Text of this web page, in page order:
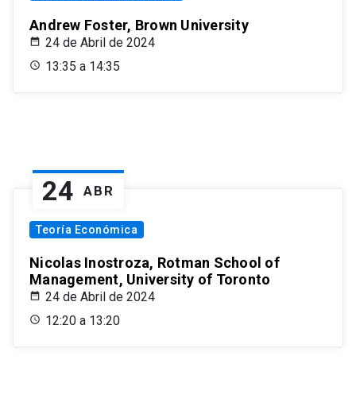
Andrew Foster, Brown University
24 de Abril de 2024
13:35 a 14:35
24 ABR
Teoría Económica
Nicolas Inostroza, Rotman School of
Management, University of Toronto
24 de Abril de 2024
12:20 a 13:20